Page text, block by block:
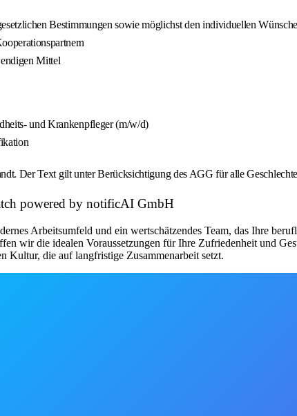
Bestimmungen sowie möglichst den individuellen
Mittel
und Krankenpfleger (m/w/d)
Der Text gilt unter Berücksichtigung des AGG für alle
powered by notificAI GmbH
Arbeitsumfeld und ein wertschätzendes Team, das Ihre
wir die idealen Voraussetzungen für Ihre Zufriedenheit und
die auf langfristige Zusammenarbeit setzt.